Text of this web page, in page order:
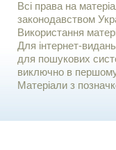
Всі права на
законодавством
Використання
Для iнтернет-
для пошукових
виключно в
Матеріали з